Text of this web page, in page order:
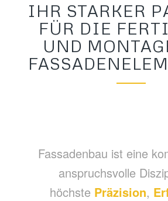
IHR STARKER
FÜR DIE
UND
Fassadenbau ist eine
anspruchsvolle
höchste Präzision,